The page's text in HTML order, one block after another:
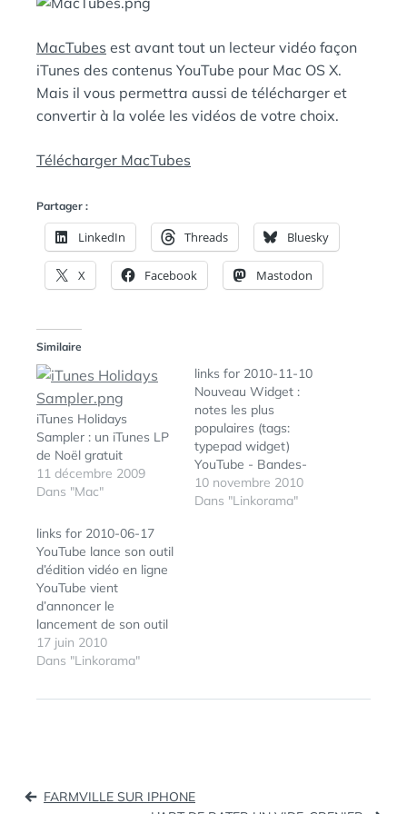
E
:
S
MacTubes est avant tout un lecteur vidéo façon
iTunes des contenus YouTube pour Mac OS X.
Mais il vous permettra aussi de télécharger et
convertir à la volée les vidéos de votre choix.
Télécharger MacTubes
Partager :
LinkedIn Threads Bluesky
X Facebook Mastodon
Similaire
iTunes Holidays
Sampler : un iTunes LP
de Noël gratuit
11 décembre 2009
Dans "Mac"
links for 2010-11-10
Nouveau Widget :
notes les plus
populaires (tags:
typepad widget)
YouTube - Bandes-
annonces (tags:
youtube video cinema
d'intérêts qui compte
10 novembre 2010
Dans "Linkorama"
links for 2010-06-17
YouTube lance son outil
d’édition vidéo en ligne
YouTube vient
d’annoncer le
lancement de son outil
d’édition vidéo,
deuxième du nom (tags:
Comment choisir son
aujourd’hui dans l’Apple
17 juin 2010
Dans "Linkorama"
Navigation
FARMVILLE SUR IPHONE